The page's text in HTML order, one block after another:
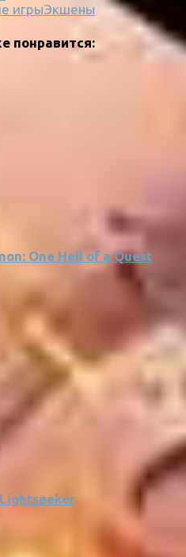
игрыЭкшены
понравится:
One Hell of a Quest